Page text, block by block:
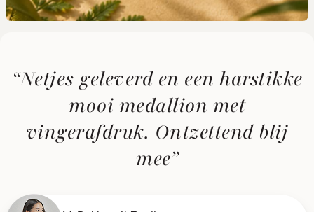
“Netjes geleverd en een harstikke
mooi medallion met
vingerafdruk. Ontzettend blij
mee”